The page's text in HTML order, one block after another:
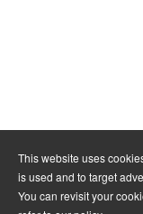
This website uses
is used and to target
You can revisit your